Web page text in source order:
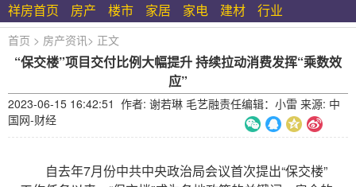
祥房首页 房产 楼市 家居 家电 建材 行业
首页 > 房产资讯> 正文
“保交楼”项目交付比例大幅提升 持续拉动消费发挥“乘数效
应”
2023-06-15 16:42:51 作者: 谢若琳 毛艺融责任编辑：小雷 来源: 中
国网-财经
自去年7月份中共中央政治局会议首次提出“保交楼”